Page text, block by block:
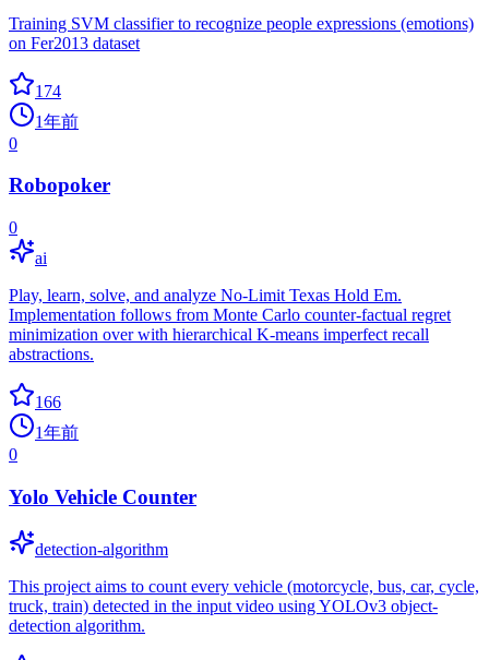
Training SVM classifier to recognize people expressions (emotions)
on Fer2013 dataset
174
1年前
0
Robopoker
0
ai
Play, learn, solve, and analyze No-Limit Texas Hold Em.
Implementation follows from Monte Carlo counter-factual regret
minimization over with hierarchical K-means imperfect recall
abstractions.
166
1年前
0
Yolo Vehicle Counter
detection-algorithm
This project aims to count every vehicle (motorcycle, bus, car, cycle,
truck, train) detected in the input video using YOLOv3 object-
detection algorithm.